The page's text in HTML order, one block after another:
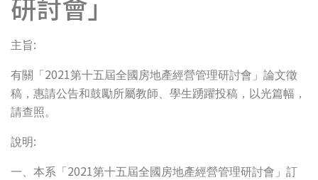
主旨:
有關「 2021第十五屆全國房地產經營管理研討會」論文徵
稿，惠請公告和鼓勵所屬教師、學生踴躍投稿，以光篇幅，
請查照。
說明:
一、本系「 2021第十五屆全國房地產經營管理研討會」訂